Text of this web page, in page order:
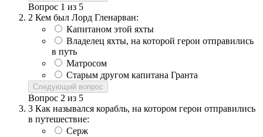
Вопрос 1 из 5
2 Кем был Лорд Гленарван:
Капитаном этой яхты
Владелец яхты, на которой герои отправились
в путь
Матросом
Старым другом капитана Гранта
Следующий вопрос
Вопрос 2 из 5
3 Как назывался корабль, на котором герои отправились
в путешествие:
Серж